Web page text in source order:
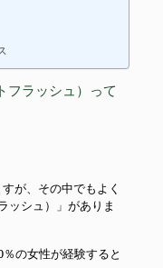
フラッシュ）って
が、その中でもよく
ッシュ）」がありま
の女性が経験すると